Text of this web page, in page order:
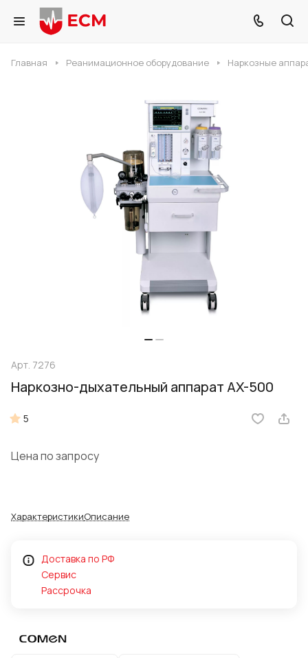
Главная Реанимационное оборудование Наркозные
Арт. 7276
Наркозно-дыхательный аппарат AX-500
5
Цена по запросу
ХарактеристикиОписание
Доставка по РФ
Сервис
Рассрочка